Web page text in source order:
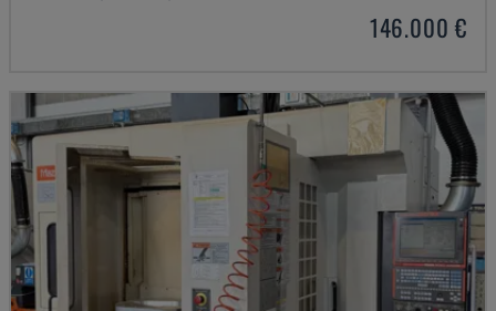
146.000 €